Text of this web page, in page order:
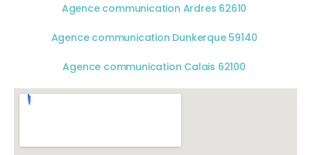
Agence communication Ardres 62610
Agence communication Dunkerque 59140
Agence communication Calais 62100